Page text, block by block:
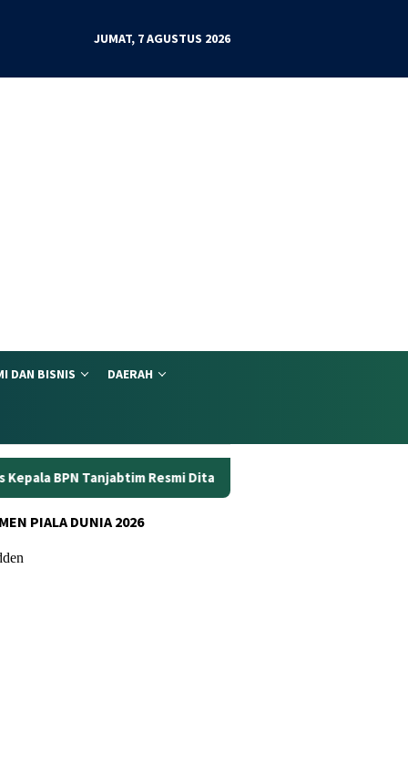
JUMAT, 7 AGUSTUS 2026
DAN BISNIS DAERAH
Resmi Ditahan Dunia Kerja Berubah, Kemnaker
PIALA DUNIA 2026